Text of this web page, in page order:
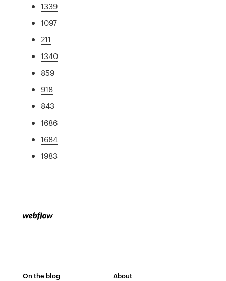
1339
1097
211
1340
859
918
843
1686
1684
1983
On the blog About